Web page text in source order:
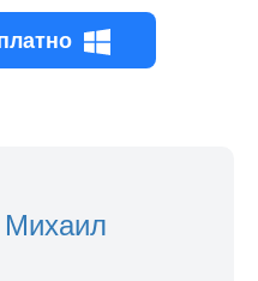
Михаил